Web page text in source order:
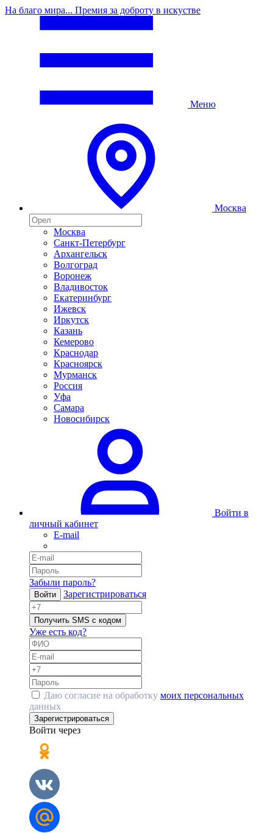
На благо мира... Премия за доброту в искустве
Меню
Москва
Москва
Санкт-Петербург
Архангельск
Волгоград
Воронеж
Владивосток
Екатеринбург
Ижевск
Иркутск
Казань
Кемерово
Краснодар
Красноярск
Мурманск
Россия
Уфа
Самара
Новосибирск
Войти в
личный кабинет
E-mail
Забыли пароль?
Войти Зарегистрироваться
Получить SMS с кодом
Уже есть код?
Даю согласие на обработку моих персональных
данных
Зарегистрироваться
Войти через